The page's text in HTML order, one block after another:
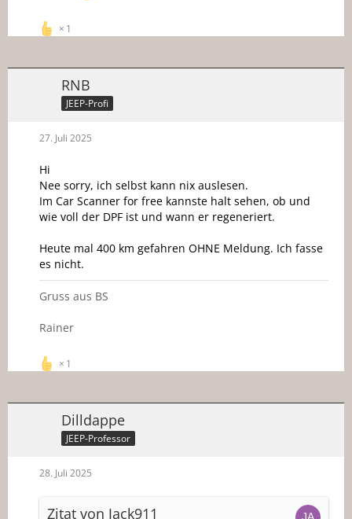
1
RNB
JEEP-Profi
27. Juli 2025
Hi
Nee sorry, ich selbst kann nix auslesen.
Im Car Scanner for free kannste halt sehen, ob und
wie voll der DPF ist und wann er regeneriert.
Heute mal 400 km gefahren OHNE Meldung. Ich fasse
es nicht.
Gruss aus BS
Rainer
1
Dilldappe
JEEP-Professor
28. Juli 2025
Zitat von Jack911